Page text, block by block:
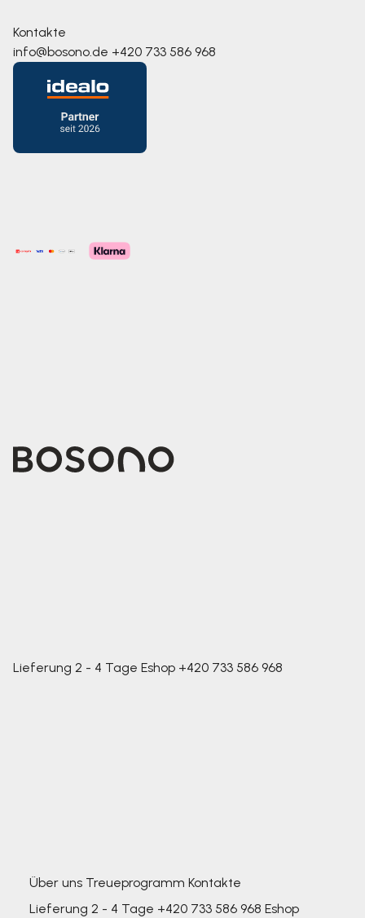
Kontakte
info@bosono.de +420 733 586 968
Lieferung 2 - 4 Tage Eshop +420 733 586 968
Über uns Treueprogramm Kontakte
Lieferung 2 - 4 Tage +420 733 586 968 Eshop